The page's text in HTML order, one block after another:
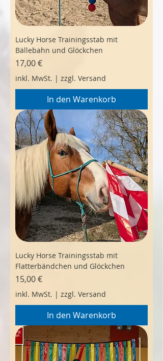
Lucky Horse Trainingsstab mit
Bällebahn und Glöckchen
Preis
17,00 €
inkl. MwSt. | zzgl. Versand
In den Warenkorb
Lucky Horse Trainingsstab mit
Flatterbändchen und Glöckchen
Preis
15,00 €
inkl. MwSt. | zzgl. Versand
In den Warenkorb